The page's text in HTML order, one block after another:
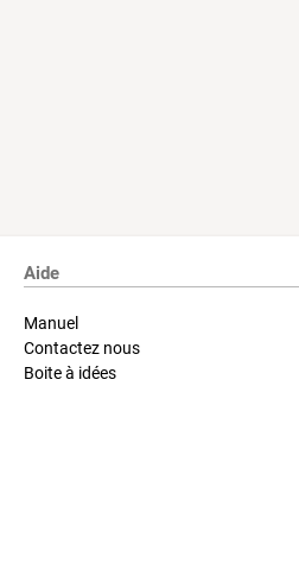
Aide
Manuel
Contactez nous
Boite à idées